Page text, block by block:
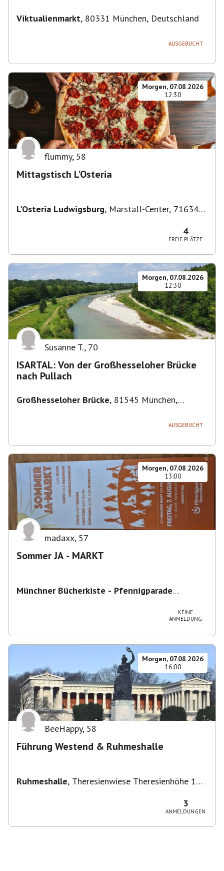
Viktualienmarkt, 80331 München, Deutschland
AUSGEBUCHT
Morgen, 07.08.2026
12:30
flummy, 58
Mittagstisch L'Osteria
L'Osteria Ludwigsburg, Marstall-Center, 71634
4
FREIE PLÄTZE
Morgen, 07.08.2026
12:30
Susanne T., 70
ISARTAL: Von der Großhesseloher Brücke
nach Pullach
Großhesseloher Brücke, 81545 München,
AUSGEBUCHT
Morgen, 07.08.2026
13:00
madaxx, 57
Sommer JA - MARKT
Münchner Bücherkiste - Pfennigparade
KEINE
ANMELDUNG
Morgen, 07.08.2026
16:00
BeeHappy, 58
Führung Westend & Ruhmeshalle
Ruhmeshalle, Theresienwiese Theresienhöhe 16,
3
ANMELDUNGEN